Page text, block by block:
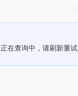
正在查询中，请刷新重试